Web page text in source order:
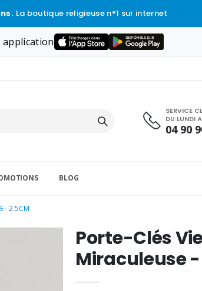
La boutique religieuse n°1 sur internet
SERVICE
DU LUNDI
04 90
BLOG
- 2.5CM
Porte-Clés
Miraculeuse